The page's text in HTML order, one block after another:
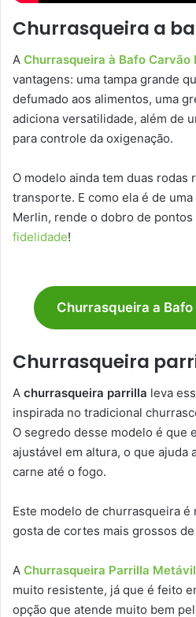
Churrasqueira a
A Churrasqueira à Bafo Carvão
vantagens: uma tampa grande
defumado aos alimentos, uma
adiciona versatilidade, além de
para controle da oxigenação.
O modelo ainda tem duas rodas
transporte. E como ela é de
Merlin, rende o dobro de pontos
fidelidade!
Churrasqueira a
Churrasqueira
A churrasqueira parrilla leva
inspirada no tradicional
O segredo desse modelo é que
ajustável em altura, o que ajuda
carne até o fogo.
Este modelo de churrasqueira
gosta de cortes mais grossos
A Churrasqueira Parrilla
muito resistente, já que é feito
opção que atende muito bem